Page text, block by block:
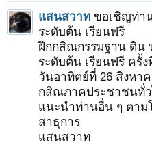
แสนสวาท ขอเชิญท่า
ระดับต้น เรียนฟรี
ฝึกกสิณกรรมฐาน ดิน
ระดับต้น เรียนฟรี ครั้ง
วันอาทิตย์ที่ 26 สิงหา
กสิณภาคประชาชนทั่ว
แนะนำท่านอื่น ๆ ตาม
สาธุการ
แสนสวาท